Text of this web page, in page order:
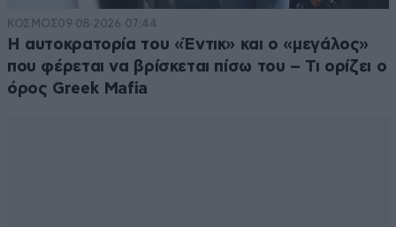
ΚΟΣΜΟΣ09·08·2026 07:44
Η αυτοκρατορία του «Έντικ» και ο «μεγάλος»
που φέρεται να βρίσκεται πίσω του – Τι ορίζει ο
όρος Greek Mafia